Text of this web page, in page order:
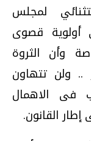
لمجلس
أولوية قصوى
وأن الثروة
ولن تتهاون
فى الاهمال
القانون.